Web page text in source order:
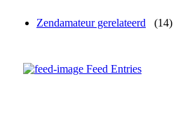
Zendamateur gerelateerd (14)
Feed Entries